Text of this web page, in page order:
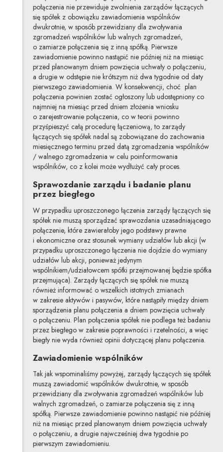
połączenia nie przewiduje zwolnienia zarządów łączących
się spółek z obowiązku zawiadomienia wspólników
dwukrotnie, w sposób przewidziany dla zwoływania
zgromadzeń wspólników lub walnych zgromadzeń,
o zamiarze połączenia się z inną spółką. Pierwsze
zawiadomienie powinno nastąpić nie później niż na miesiąc
przed planowanym dniem powzięcia uchwały o połączeniu,
a drugie w odstępie nie krótszym niż dwa tygodnie od daty
pierwszego zawiadomienia. W konsekwencji, choć plan
połączenia powinien zostać ogłoszony lub udostępniony co
najmniej na miesiąc przed dniem złożenia wniosku
o zarejestrowanie połączenia, co w teorii powinno
przyśpieszyć całą procedurę łączeniową, to zarządy
łączących się spółek nadal są zobowiązane do zachowania
miesięcznego terminu przed datą zgromadzenia wspólników
/ walnego zgromadzenia w celu poinformowania
wspólników, co z kolei może wydłużyć cały proces.
Sprawozdanie zarządu i badanie planu
przez biegłego
W przypadku uproszczonego łączenia zarządy łączących się
spółek nie muszą sporządzać sprawozdania uzasadniającego
połączenie, które zawierałoby jego podstawy prawne
i ekonomiczne oraz stosunek wymiany udziałów lub akcji (w
przypadku uproszczonego łączenia nie dojdzie do wymiany
udziałów lub akcji, ponieważ jedynym
wspólnikiem/udziałowcem spółki przejmowanej będzie spółka
przejmująca). Zarządy łączących się spółek nie muszą
również informować o wszelkich istotnych zmianach
w zakresie aktywów i pasywów, które nastąpiły między dniem
sporządzenia planu połączenia a dniem powzięcia uchwały
o połączeniu. Plan połączenia spółek nie podlega też badaniu
przez biegłego w zakresie poprawności i rzetelności, a więc
biegły nie wyda również opinii dotyczącej planu połączenia.
Zawiadomienie wspólników
Tak jak wspominaliśmy powyżej, zarządy łączących się spółek
muszą zawiadomić wspólników dwukrotnie, w sposób
przewidziany dla zwoływania zgromadzeń wspólników lub
walnych zgromadzeń, o zamiarze połączenia się z inną
spółką. Pierwsze zawiadomienie powinno nastąpić nie później
niż na miesiąc przed planowanym dniem powzięcia uchwały
o połączeniu, a drugie najwcześniej dwa tygodnie po
pierwszym zawiadomieniu.